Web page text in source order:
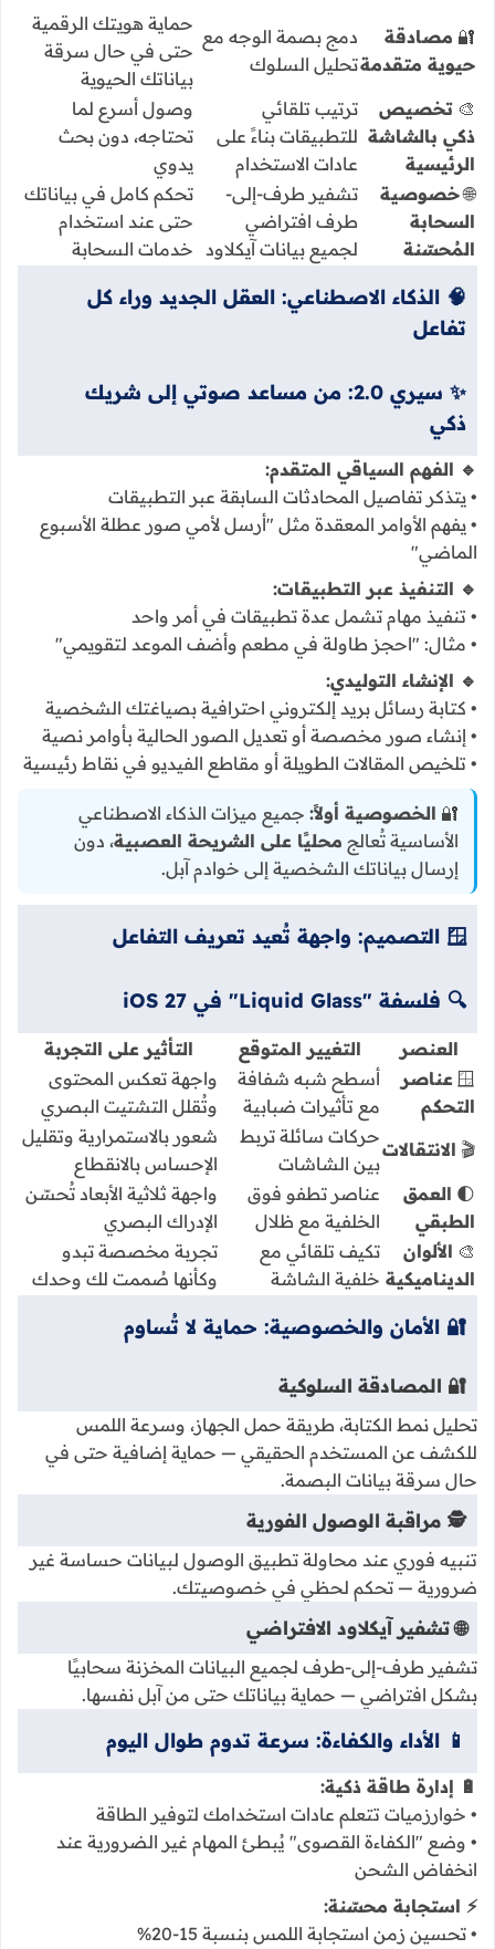
🔐 مصادقة
حيوية متقدمة
دمج بصمة الوجه مع
تحليل السلوك
حماية هويتك الرقمية
حتى في حال سرقة
بياناتك الحيوية
🎨 تخصيص
ذكي بالشاشة
الرئيسية
ترتيب تلقائي
للتطبيقات بناءً على
عادات الاستخدام
وصول أسرع لما
تحتاجه، دون بحث
يدوي
🌐خصوصية
السحابة
المُحسّنة
تشفير طرف-إلى-
طرف افتراضي
لجميع بيانات آيكلاود
تحكم كامل في بياناتك
حتى عند استخدام
خدمات السحابة
🧠 الذكاء الاصطناعي: العقل الجديد وراء كل
تفاعل
✨ سيري 2.0: من مساعد صوتي إلى شريك
ذكي
🔹 الفهم السياقي المتقدم:
• يتذكر تفاصيل المحادثات السابقة عبر التطبيقات
• يفهم الأوامر المعقدة مثل "أرسل لأمي صور عطلة الأسبوع
الماضي"
🔹 التنفيذ عبر التطبيقات:
• تنفيذ مهام تشمل عدة تطبيقات في أمر واحد
• مثال: "احجز طاولة في مطعم وأضف الموعد لتقويمي"
🔹 الإنشاء التوليدي:
• كتابة رسائل بريد إلكتروني احترافية بصياغتك الشخصية
• إنشاء صور مخصصة أو تعديل الصور الحالية بأوامر نصية
• تلخيص المقالات الطويلة أو مقاطع الفيديو في نقاط رئيسية
🔐 الخصوصية أولاً: جميع ميزات الذكاء الاصطناعي
الأساسية تُعالج محليًا على الشريحة العصبية، دون
إرسال بياناتك الشخصية إلى خوادم آبل.
🪟 التصميم: واجهة تُعيد تعريف التفاعل
🔍 فلسفة "Liquid Glass" في iOS 27
العنصر التغيير المتوقع
التأثير على التجربة
🪟 عناصر
التحكم
أسطح شبه شفافة
مع تأثيرات ضبابية
واجهة تعكس المحتوى
وتُقلل التشتيت البصري
🎬 الانتقالات
حركات سائلة تربط
بين الشاشات
شعور بالاستمرارية وتقليل
الإحساس بالانقطاع
🌓 العمق
الطبقي
عناصر تطفو فوق
الخلفية مع ظلال
واجهة ثلاثية الأبعاد تُحسّن
الإدراك البصري
🎨 الألوان
الديناميكية
تكيف تلقائي مع
خلفية الشاشة
تجربة مخصصة تبدو
وكأنها صُممت لك وحدك
🔐 الأمان والخصوصية: حماية لا تُساوم
🔐 المصادقة السلوكية
تحليل نمط الكتابة، طريقة حمل الجهاز، وسرعة اللمس
للكشف عن المستخدم الحقيقي — حماية إضافية حتى في
حال سرقة بيانات البصمة.
🕵️ مراقبة الوصول الفورية
تنبيه فوري عند محاولة تطبيق الوصول لبيانات حساسة غير
ضرورية — تحكم لحظي في خصوصيتك.
🌐 تشفير آيكلاود الافتراضي
تشفير طرف-إلى-طرف لجميع البيانات المخزنة سحابيًا
بشكل افتراضي — حماية بياناتك حتى من آبل نفسها.
📱 الأداء والكفاءة: سرعة تدوم طوال اليوم
🔋 إدارة طاقة ذكية:
• خوارزميات تتعلم عادات استخدامك لتوفير الطاقة
• وضع "الكفاءة القصوى" يُبطئ المهام غير الضرورية عند
انخفاض الشحن
⚡ استجابة محسّنة:
• تحسين زمن استجابة اللمس بنسبة 15-20%